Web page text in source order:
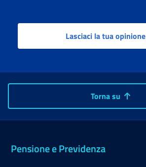
Lasciaci la tua opinione
Torna su
Pensione e Previdenza